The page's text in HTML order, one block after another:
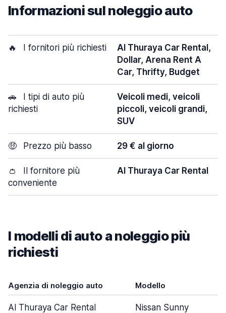
Informazioni sul noleggio auto
🔥 I fornitori più richiesti
Al Thuraya Car Rental,
Dollar, Arena Rent A
Car, Thrifty, Budget
🚗
I tipi di auto più
richiesti
Veicoli medi, veicoli
piccoli, veicoli grandi,
SUV
🤑 Prezzo più basso 29 € al giorno
👛
Il fornitore più
conveniente
Al Thuraya Car Rental
I modelli di auto a noleggio più
richiesti
Agenzia di noleggio auto Modello
Al Thuraya Car Rental Nissan Sunny